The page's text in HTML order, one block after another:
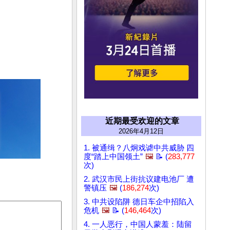
近期最受欢迎的文章
2026年4月12日
1. 被通缉？八炯戏谑中共威胁 四
度“踏上中国领土” 🖼️ 📝 (283,777
次)
2. 武汉市民上街抗议建电池厂 遭
警镇压 🖼️ (186,274次)
3. 中共设陷阱 德日车企中招陷入
危机 🖼️ 📝 (146,464次)
4. 一人恶行，中国人蒙羞：陆留